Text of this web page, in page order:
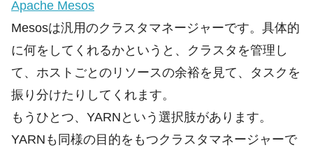
Apache Mesos
Mesosは汎用のクラスタマネージャーです。具体的
に何をしてくれるかというと、クラスタを管理し
て、ホストごとのリソースの余裕を見て、タスクを
振り分けたりしてくれます。
もうひとつ、YARNという選択肢があります。
YARNも同様の目的をもつクラスタマネージャーで